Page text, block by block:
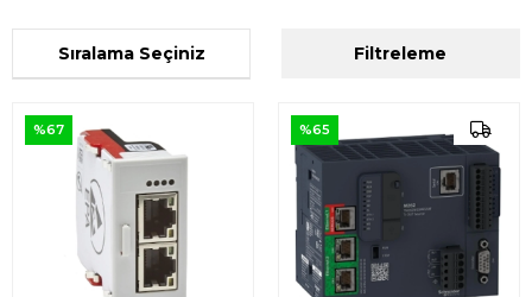
Filtreleme
Sıralama
%67 %65